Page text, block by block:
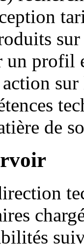
profil
de